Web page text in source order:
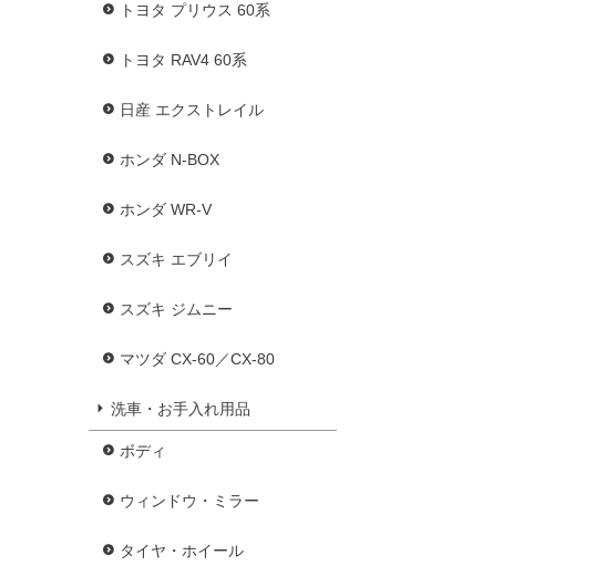
トヨタ プリウス 60系
トヨタ RAV4 60系
日産 エクストレイル
ホンダ N-BOX
ホンダ WR-V
スズキ エブリイ
スズキ ジムニー
マツダ CX-60／CX-80
洗車・お手入れ用品
ボディ
ウィンドウ・ミラー
タイヤ・ホイール